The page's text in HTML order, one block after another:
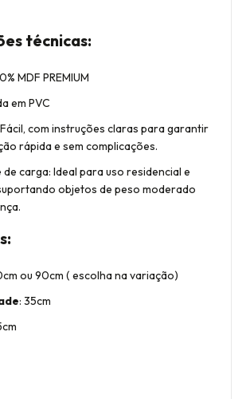
técnicas:
MDF PREMIUM
em PVC
com instruções claras para garantir
rápida e sem complicações.
de carga: Ideal para uso residencial e
objetos de peso moderado
ou 90cm ( escolha na variação)
: 35cm